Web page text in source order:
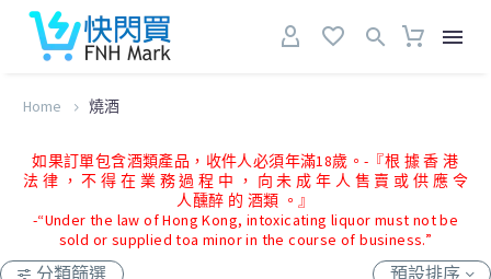
Home 燒酒
如果訂單包含酒類產品，收件人必須年滿18歲。-『根 據 香 港
法 律 ， 不 得 在 業 務 過 程 中 ， 向 未 成 年 人 售 賣 或 供 應 令
人醺醉 的 酒類 。』
-“Under the law of Hong Kong, intoxicating liquor must not be
sold or supplied toa minor in the course of business.”
分類篩選 預設排序